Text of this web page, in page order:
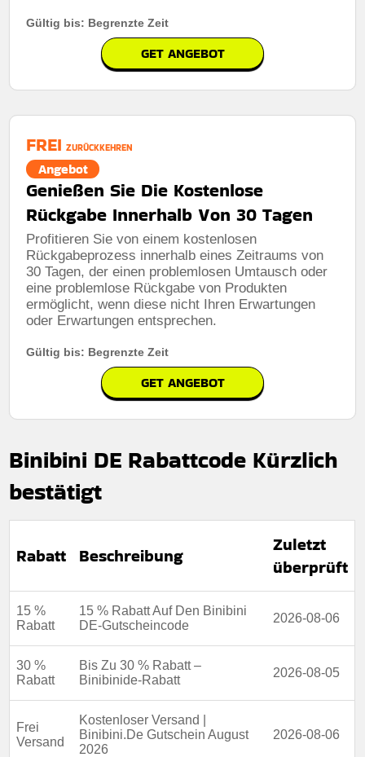
Gültig bis: Begrenzte Zeit
GET ANGEBOT
FREI ZURÜCKKEHREN
Angebot
Genießen Sie Die Kostenlose
Rückgabe Innerhalb Von 30 Tagen
Profitieren Sie von einem kostenlosen
Rückgabeprozess innerhalb eines Zeitraums von
30 Tagen, der einen problemlosen Umtausch oder
eine problemlose Rückgabe von Produkten
ermöglicht, wenn diese nicht Ihren Erwartungen
oder Erwartungen entsprechen.
Gültig bis: Begrenzte Zeit
GET ANGEBOT
Binibini DE Rabattcode Kürzlich
bestätigt
Rabatt Beschreibung
Zuletzt
überprüft
15 %
Rabatt
15 % Rabatt Auf Den Binibini
DE-Gutscheincode
2026-08-06
30 %
Rabatt
Bis Zu 30 % Rabatt –
Binibinide-Rabatt
2026-08-05
Frei
Versand
Kostenloser Versand |
Binibini.De Gutschein August
2026
2026-08-06